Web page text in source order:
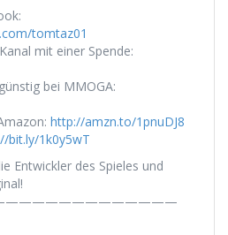
tomtaz01
mit einer Spende:
bei MMOGA:
http://amzn.to/1pnuDJ8
bit.ly/1k0y5wT
Entwickler des Spieles und